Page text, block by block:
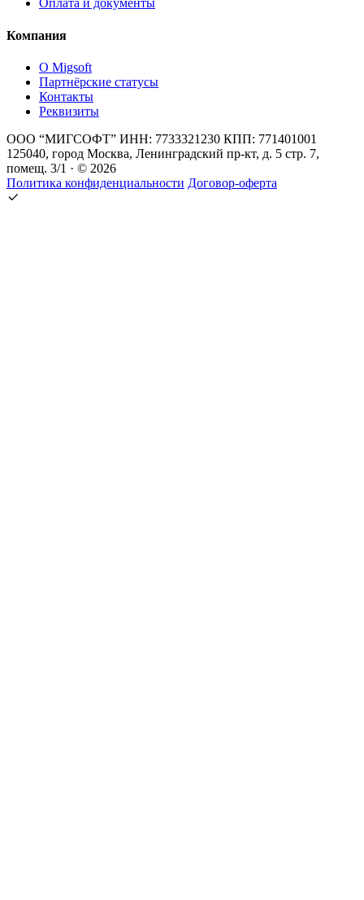
Оплата и документы
Компания
О Migsoft
Партнёрские статусы
Контакты
Реквизиты
ООО “МИГСОФТ” ИНН: 7733321230 КПП: 771401001
125040, город Москва, Ленинградский пр-кт, д. 5 стр. 7,
помещ. 3/1 · © 2026
Политика конфиденциальности Договор-оферта